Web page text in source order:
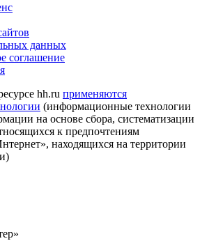
данных
соглашение
hh.ru применяются
(информационные технологии
на основе сбора, систематизации
к предпочтениям
находящихся на территории